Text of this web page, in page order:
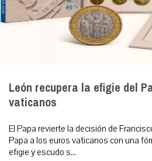
León recupera la efigie del
vaticanos
El Papa revierte la decisión de
Papa a los euros vaticanos con una
efigie y escudo s...